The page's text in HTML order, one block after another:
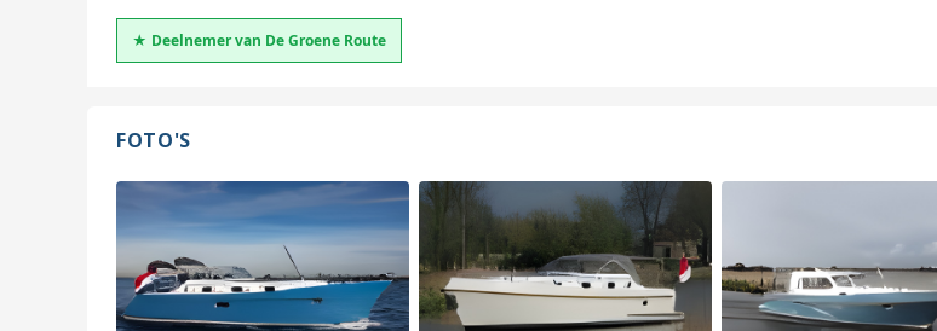
★ Deelnemer van De Groene Route
FOTO'S